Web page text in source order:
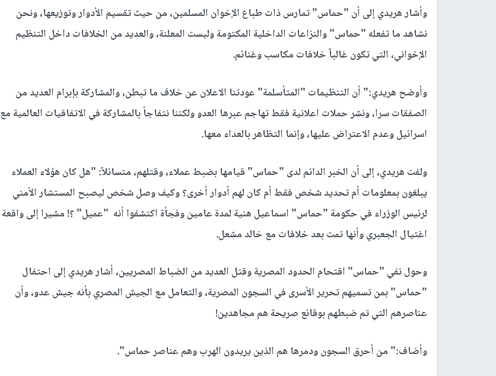
وأشار هريدي إلى أن "حماس" تمارس ذات طباع الإخوان المسلمين، من حيث تقسيم الأدوار وتوزيعها، ونحن
نشاهد ما تفعله "حماس" والنزاعات الداخلية المكتومة وليست المعلنة، والعديد من الخلافات داخل التنظيم
الإخواني، التي تكون غالباً خلافات مكاسب وغنائم.
وأوضح هريدي:" أن التنظيمات "المتأسلمة" عودتنا الاعلان عن خلاف ما تبطن، والمشاركة بإبرام العديد من
الصفقات سرا، ونشر حملات اعلانية فقط تهاجم عبرها العدو ولكننا نتفاجأ بالمشاركة في الاتفاقيات العالمية مع
اسرائيل وعدم الاعتراض عليها، وإنما التظاهر بالعداء معها.
ولفت هريدي، إلى أن الخبر الدائم لدى "حماس" قيامها بضبط عملاء، وقتلهم، متسائلاً: "هل كان هؤلاء العملاء
يبلغون بمعلومات أم تحديد شخص فقط أم كان لهم أدوار أخرى؟ وكيف وصل شخص ليصبح المستشار الأمني
لرئيس الوزراء في حكومة "حماس" اسماعيل هنية لمدة عامين وفجأة اكتشفوا أنه "عميل" ؟! مشيرا إلى واقعة
اغتيال الجعبري وأنها تمت بعد خلافات مع خالد مشعل.
وحول نفي "حماس" اقتحام الحدود المصرية وقتل العديد من الضباط المصريين، أشار هريدي إلى احتفال
"حماس" بمن تسميهم تحرير الأسرى في السجون المصرية، والتعامل مع الجيش المصري بأنه جيش عدو، وأن
عناصرهم التي تم ضبطهم بوقائع صريحة هم مجاهدين!
وأضاف:" من أحرق السجون ودمرها هم الذين يريدون الهرب وهم عناصر حماس".